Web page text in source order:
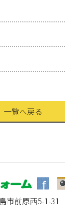
一覧へ戻る
市前原西5-1-31